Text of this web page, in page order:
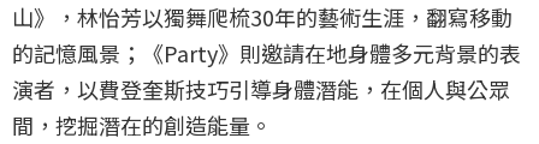
山》，林怡芳以獨舞爬梳30年的藝術生涯，翻寫移動
的記憶風景；《Party》則邀請在地身體多元背景的表
演者，以費登奎斯技巧引導身體潛能，在個人與公眾
間，挖掘潛在的創造能量。